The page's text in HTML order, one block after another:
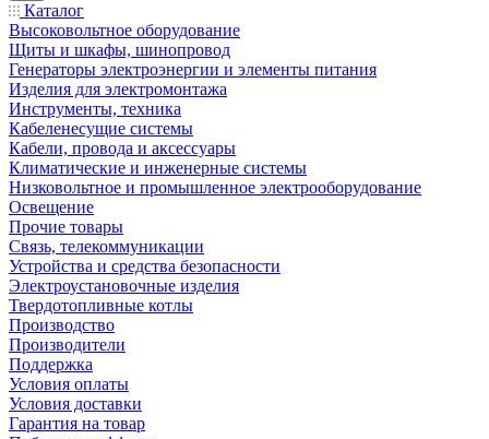
Каталог
Высоковольтное оборудование
Щиты и шкафы, шинопровод
Генераторы электроэнергии и элементы питания
Изделия для электромонтажа
Инструменты, техника
Кабеленесущие системы
Кабели, провода и аксессуары
Климатические и инженерные системы
Низковольтное и промышленное электрооборудование
Освещение
Прочие товары
Связь, телекоммуникации
Устройства и средства безопасности
Электроустановочные изделия
Твердотопливные котлы
Производство
Производители
Поддержка
Условия оплаты
Условия доставки
Гарантия на товар